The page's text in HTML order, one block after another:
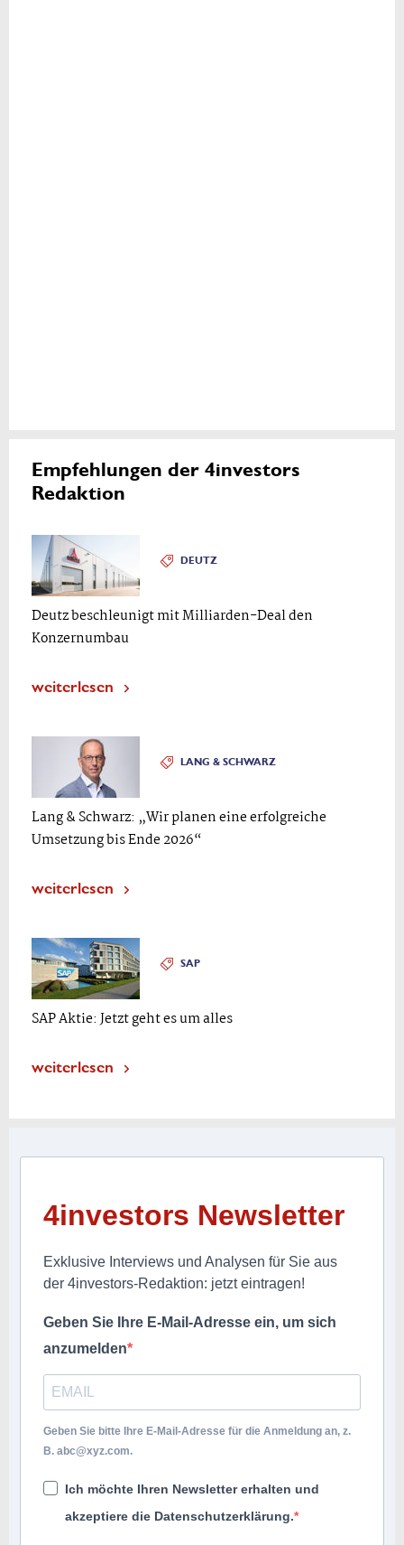
Empfehlungen der 4investors
Redaktion
DEUTZ
Deutz beschleunigt mit Milliarden-Deal den
Konzernumbau
weiterlesen
LANG & SCHWARZ
Lang & Schwarz: „Wir planen eine erfolgreiche
Umsetzung bis Ende 2026“
weiterlesen
SAP
SAP Aktie: Jetzt geht es um alles
weiterlesen
4investors Newsletter
Exklusive Interviews und Analysen für Sie aus
der 4investors-Redaktion: jetzt eintragen!
Geben Sie Ihre E-Mail-Adresse ein, um sich
anzumelden
Geben Sie bitte Ihre E-Mail-Adresse für die Anmeldung an, z.
B. abc@xyz.com.
Ich möchte Ihren Newsletter erhalten und
akzeptiere die Datenschutzerklärung.